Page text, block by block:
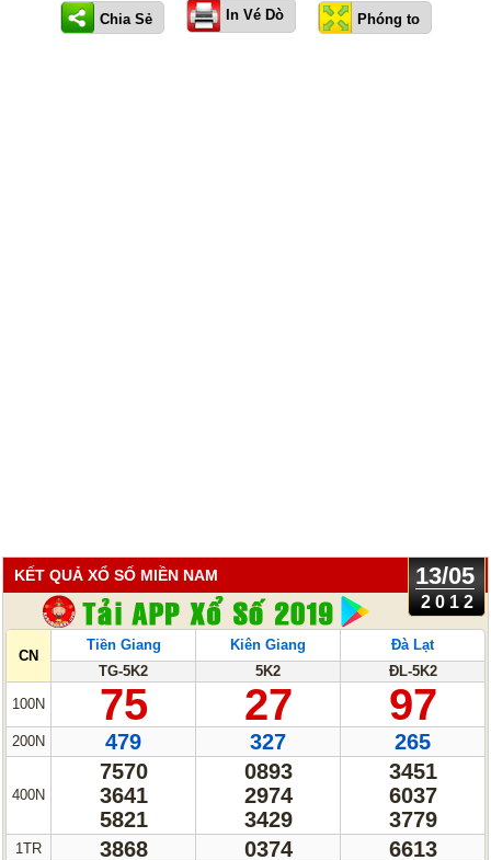
In Vé Dò
KẾT QUẢ XỔ SỐ MIỀN NAM 13/05
2012
CN
100N
200N
400N
1TR
Tiền Giang
TG-5K2
75
479
7570
3641
5821
3868
Kiên Giang
5K2
27
327
0893
2974
3429
0374
Đà Lạt
ĐL-5K2
97
265
3451
6037
3779
6613